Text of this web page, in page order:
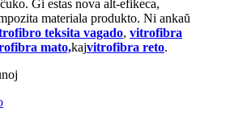
Ĝi estas nova alt-efikeca,
materiala produkto. Ni ankaŭ
teksita vagado, vitrofibra
mato,kajvitrofibra reto.